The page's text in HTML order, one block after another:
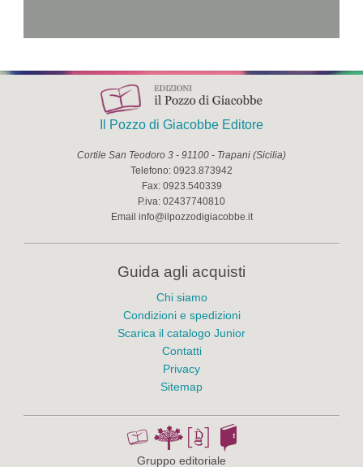
Il Pozzo di Giacobbe Editore
Cortile San Teodoro 3 - 91100 - Trapani (Sicilia)
Telefono: 0923.873942
Fax: 0923.540339
P.iva: 02437740810
Email info@ilpozzodigiacobbe.it
Guida agli acquisti
Chi siamo
Condizioni e spedizioni
Scarica il catalogo Junior
Contatti
Privacy
Sitemap
Gruppo editoriale